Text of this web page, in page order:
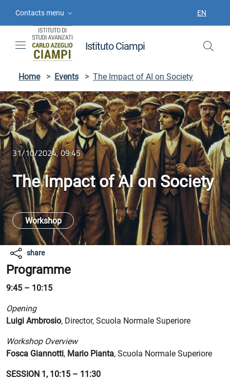
Contacts menu EN
Istituto Ciampi
Home > Events > The Impact of AI on Society
Created with GIMP
31/10/2024, 09:45
The Impact of AI on Society
Workshop
share
Programme
9:45 – 10:15
Opening
Luigi Ambrosio, Director, Scuola Normale Superiore
Workshop Overview
Fosca Giannotti, Mario Pianta, Scuola Normale Superiore
SESSION 1, 10:15 – 11:30